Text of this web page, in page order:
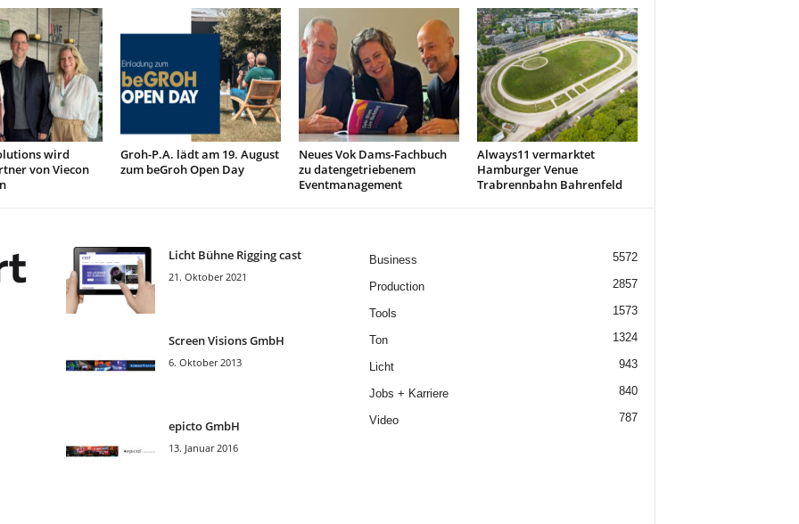
wird
von Viecon
Groh-P.A. lädt am 19. August
zum beGroh Open Day
Neues Vok Dams-Fachbuch
zu datengetriebenem
Eventmanagement
Always11 vermarktet
Hamburger Venue
Trabrennbahn Bahrenfeld
Licht Bühne Rigging cast
21. Oktober 2021
Screen Visions GmbH
6. Oktober 2013
epicto GmbH
13. Januar 2016
Business 5572
Production 2857
Tools 1573
Ton 1324
Licht 943
Jobs + Karriere 840
Video 787